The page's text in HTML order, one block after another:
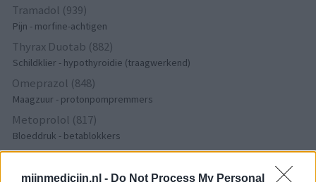
mijnmedicijn.nl - Do Not Process My Personal
Tramadol (939)
Pijn - morfine-achtigen
Thyrax Duotab (882)
Schildklier - hypothyroidie (traagwerkend)
Omeprazol (848)
Maagzuur - protonpompremmers
Metoprolol (817)
Bloeddruk - betablokkers
Lyrica (795)
Epilepsie